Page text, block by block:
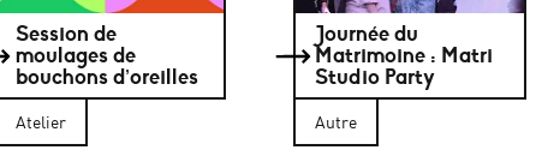
Session de
moulages de
bouchons d’oreilles
Atelier
Journée du
Matrimoine : Matri
Studio Party
Autre